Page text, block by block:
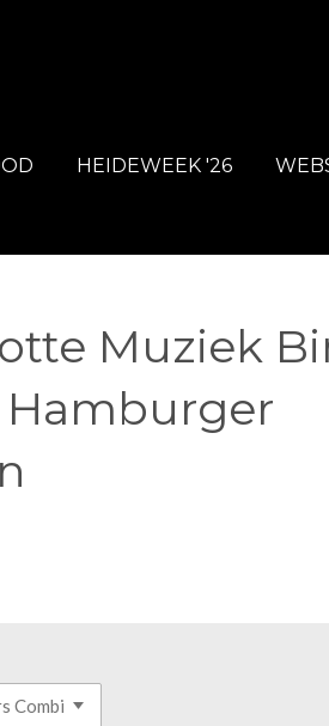
HEIDEWEEK '26
Muziek
Hamburger